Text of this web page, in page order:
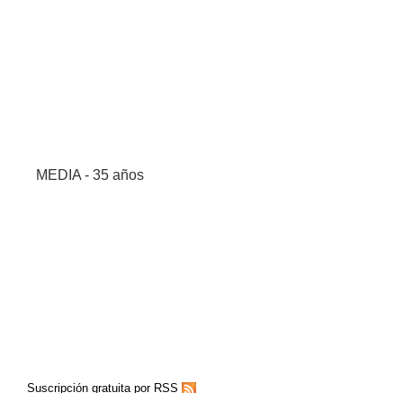
MEDIA - 35 años
Suscripción gratuita por RSS